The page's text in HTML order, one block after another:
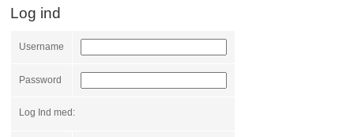
Log ind
Username
Password
Log Ind med: